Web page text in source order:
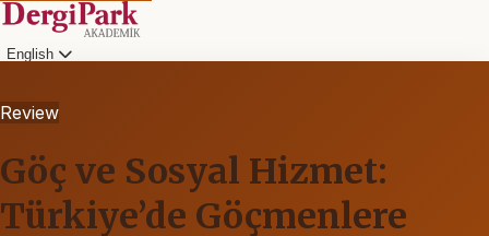
English
Review
Göç ve Sosyal Hizmet:
Türkiye’de Göçmenlere